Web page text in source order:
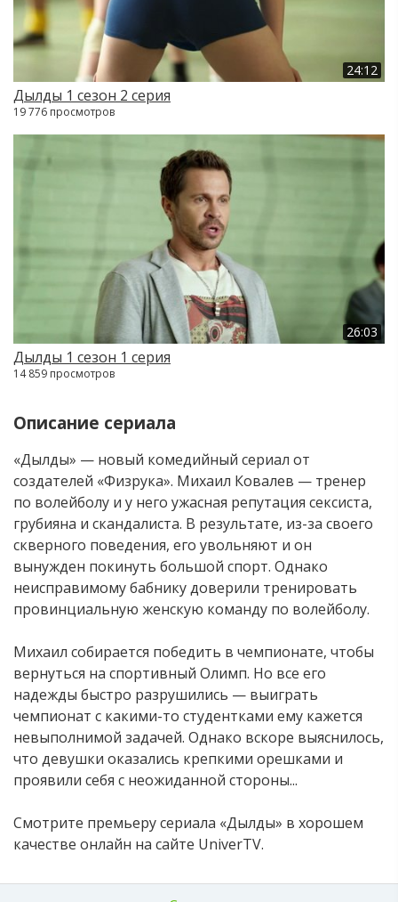
24:12
Дылды 1 сезон 2 серия
19 776 просмотров
26:03
Дылды 1 сезон 1 серия
14 859 просмотров
Описание сериала
«Дылды» — новый комедийный сериал от
создателей «Физрука». Михаил Ковалев — тренер
по волейболу и у него ужасная репутация сексиста,
грубияна и скандалиста. В результате, из-за своего
скверного поведения, его увольняют и он
вынужден покинуть большой спорт. Однако
неисправимому бабнику доверили тренировать
провинциальную женскую команду по волейболу.
Михаил собирается победить в чемпионате, чтобы
вернуться на спортивный Олимп. Но все его
надежды быстро разрушились — выиграть
чемпионат с какими-то студентками ему кажется
невыполнимой задачей. Однако вскоре выяснилось,
что девушки оказались крепкими орешками и
проявили себя с неожиданной стороны...
Смотрите премьеру сериала «Дылды» в хорошем
качестве онлайн на сайте UniverTV.